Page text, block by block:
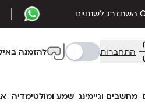
🚀שירות האחריות GoCarePlus השתדרג לשנתיים
התחברות להזמנה
מחשבים וגיימינג שמע ומולטימדיה